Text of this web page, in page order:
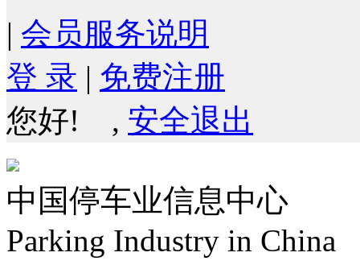
| 会员服务说明
登 录 | 免费注册
您好!
, 安全退出
中国停车业信息中心
Parking Industry in China